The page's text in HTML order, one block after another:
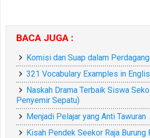
BACA JUGA :
Komisi dan Suap dalam
321 Vocabulary Examples in
Naskah Drama Terbaik Siswa
Penyemir Sepatu)
Menjadi Pelajar yang Anti Tawuran
Kisah Pendek Seekor Raja Burung